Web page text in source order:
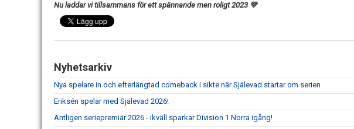
Nu laddar vi tillsammans för ett spännande men roligt 2023 💚
Nyhetsarkiv
Nya spelare in och efterlängtad comeback i sikte när Själevad startar om serien
Eriksén spelar med Själevad 2026!
Äntligen seriepremiär 2026 - ikväll sparkar Division 1 Norra igång!